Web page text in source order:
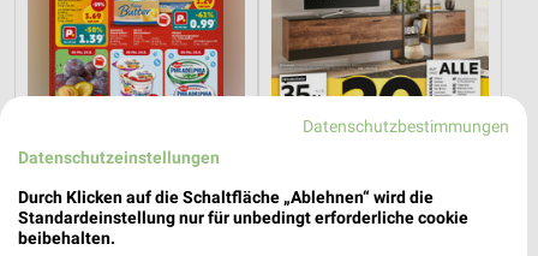
Angebote ab 10.08.
Gültig ab Mo. 10.08.
Wohnen Spezial
Gültig bis Fr. 14.08.
Datenschutzbestimmungen
Datenschutzeinstellungen
Durch Klicken auf die Schaltfläche „Ablehnen“ wird die
Standardeinstellung nur für unbedingt erforderliche cookie
beibehalten.